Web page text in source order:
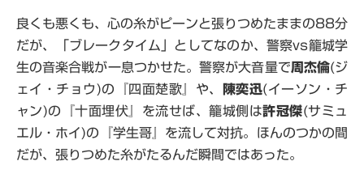
良くも悪くも、心の糸がピーンと張りつめたままの88分
だが、「ブレークタイム」としてなのか、警察vs籠城学
生の音楽合戦が一息つかせた。警察が大音量で周杰倫(ジ
ェイ・チョウ)の『四面楚歌』や、
陳奕迅(イーソン・チ
ャン)の『十面埋伏』を流せば、籠城側は許冠傑(サミュ
エル・ホイ)の『学生哥』を流して対抗。ほんのつかの間
だが、張りつめた糸がたるんだ瞬間ではあった。